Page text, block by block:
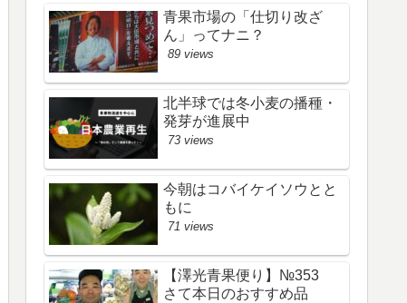
青果市場の「仕切り改ざ
ん」ってナニ？
89 views
北半球では冬小麦の播種・
発芽が進展中
73 views
今朝はコバイケイソウとと
もに
71 views
【澤光青果便り】№353
さて本日のおすすめ品